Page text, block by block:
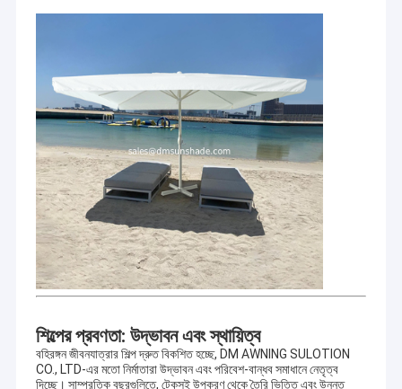
শিল্পের প্রবণতা: উদ্ভাবন এবং স্থায়িত্ব
বহিরঙ্গন জীবনযাত্রার শিল্প দ্রুত বিকশিত হচ্ছে, DM AWNING SULOTION
CO., LTD-এর মতো নির্মাতারা উদ্ভাবন এবং পরিবেশ-বান্ধব সমাধানে নেতৃত্ব
দিচ্ছে। সাম্প্রতিক বছরগুলিতে, টেকসই উপকরণ থেকে তৈরি ভিত্তি এবং উন্নত